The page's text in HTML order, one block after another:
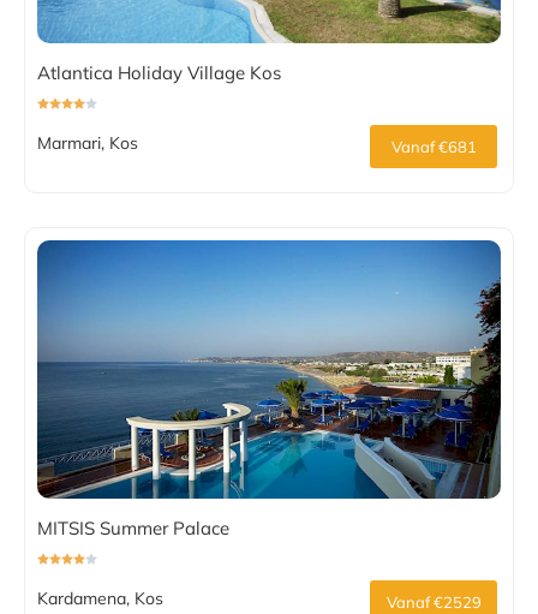
Atlantica Holiday Village Kos
Marmari, Kos Vanaf €681
MITSIS Summer Palace
Kardamena, Kos Vanaf €2529